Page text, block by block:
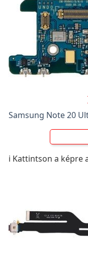
Samsung Note 20
ℹ️ Kattintson a képre